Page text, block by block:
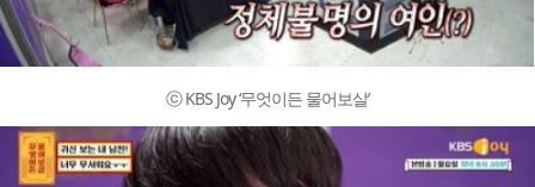
ⓒ KBS Joy ‘무엇이든 물어보살’